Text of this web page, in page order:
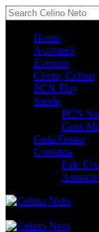
Home
Acontece
Eventos
Conta, Celino
PCN Play
Saúde
PCN
Guia
Guia Festas
Contatos
Fale
Anuncie